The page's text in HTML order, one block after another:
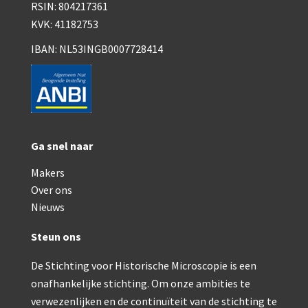
Smith, Beck & Beck, ‘Lister limb’ (1857)
Dollond, ‘bar-limb’ (1860-1880)
Ongesigneerd, Engels (1860-1880)
Robbins (1860-1890)
Nachet, ‘plus simple’ (1862-1880)
Beck & Beck, ‘popular microscope’ (1867)
Bianchi, trommelmicroscoop (1869-1873)
Baker, prepareermicroscoop (1870-1890)
RSIN: 804217361
KVK: 41182753
IBAN: NL53INGB0007728414
Ga snel naar
Makers
Over ons
Nieuws
Steun ons
De Stichting voor Historische Microscopie is een
onafhankelijke stichting. Om onze ambities te
verwezenlijken en de continuïteit van de stichting te